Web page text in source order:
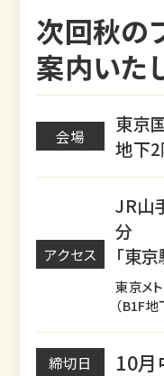
次回秋の
案内いた
会場
東京
地下2
アクセス
JR山
分
「東
東京メ
（B1F
締切日 10月